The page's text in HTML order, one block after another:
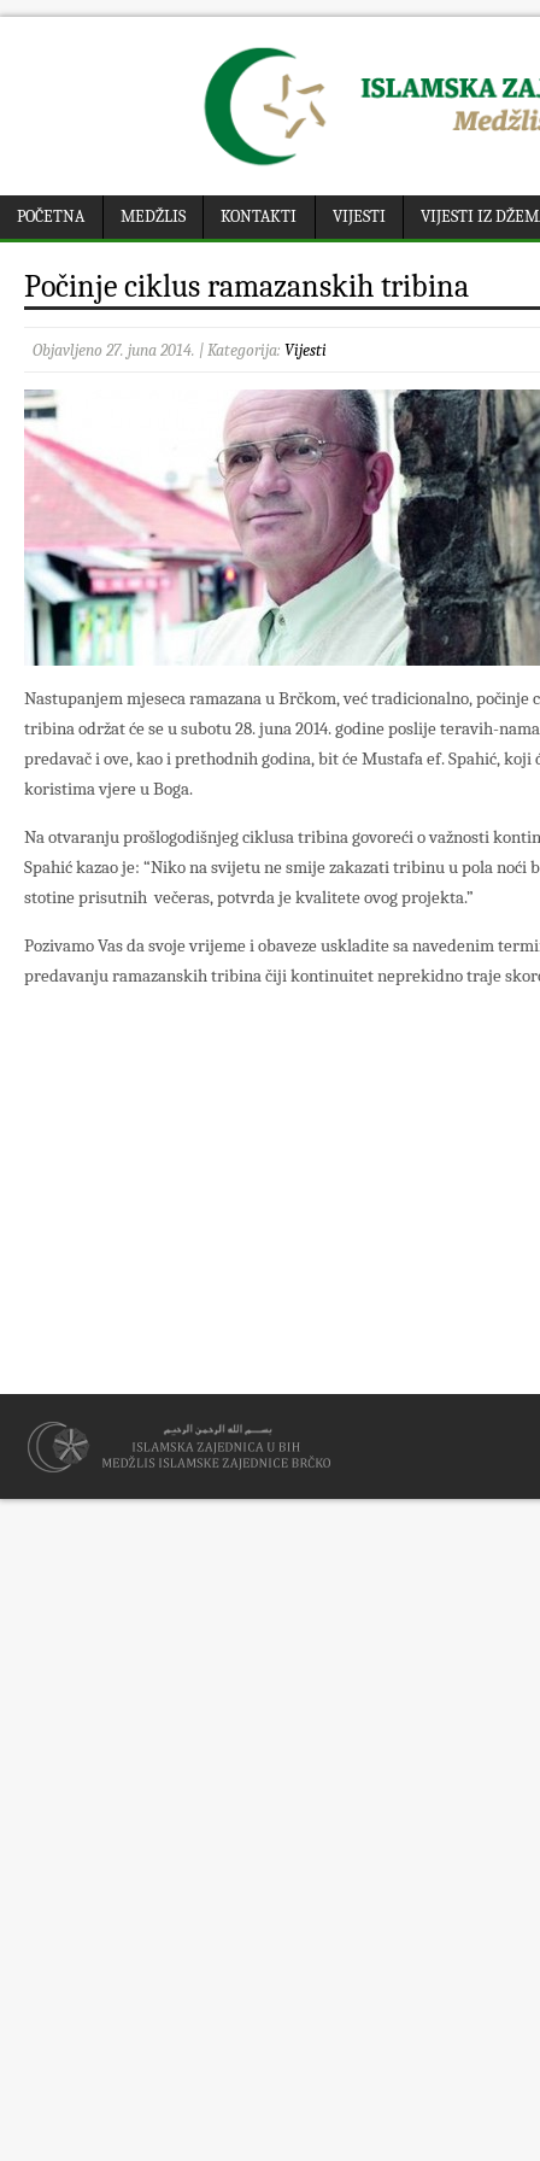
POČETNA MEDŽLIS KONTAKTI VIJESTI VIJESTI IZ
Počinje ciklus ramazanskih tribina
Objavljeno 27. juna 2014. | Kategorija: Vijesti
Nastupanjem mjeseca ramazana u Brčkom, već tradicionalno,
tribina održat će se u subotu 28. juna 2014. godine poslije teravih-
predavač i ove, kao i prethodnih godina, bit će Mustafa ef. Spahić, koji
koristima vjere u Boga.
Na otvaranju prošlogodišnjeg ciklusa tribina govoreći o važnosti
Spahić kazao je: “Niko na svijetu ne smije zakazati tribinu u pola noći
stotine prisutnih večeras, potvrda je kvalitete ovog projekta.”
Pozivamo Vas da svoje vrijeme i obaveze uskladite sa navedenim
predavanju ramazanskih tribina čiji kontinuitet neprekidno traje